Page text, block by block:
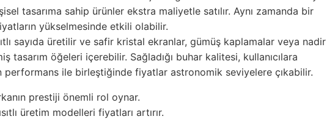
tasarıma sahip ürünler ekstra maliyetle satılır. Aynı zamanda bir
yükselmesinde etkili olabilir.
sayıda üretilir ve safir kristal ekranlar, gümüş kaplamalar veya nadir
tasarım öğeleri içerebilir. Sağladığı buhar kalitesi, kullanıcılara
performans ile birleştiğinde fiyatlar astronomik seviyelere çıkabilir.
prestiji önemli rol oynar.
üretim modelleri fiyatları artırır.